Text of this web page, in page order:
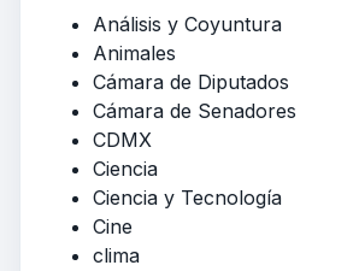
Análisis y Coyuntura
Animales
Cámara de Diputados
Cámara de Senadores
CDMX
Ciencia
Ciencia y Tecnología
Cine
clima